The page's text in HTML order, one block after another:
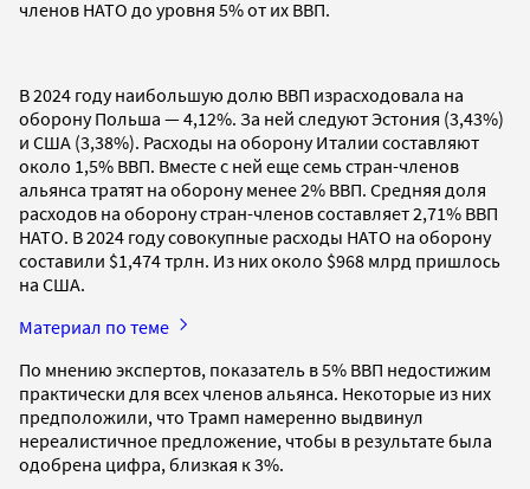
членов НАТО до уровня 5% от их ВВП.
В 2024 году наибольшую долю ВВП израсходовала на
оборону Польша — 4,12%. За ней следуют Эстония (3,43%)
и США (3,38%). Расходы на оборону Италии составляют
около 1,5% ВВП. Вместе с ней еще семь стран-членов
альянса тратят на оборону менее 2% ВВП. Средняя доля
расходов на оборону стран-членов составляет 2,71% ВВП
НАТО. В 2024 году совокупные расходы НАТО на оборону
составили $1,474 трлн. Из них около $968 млрд пришлось
на США.
Материал по теме
По мнению экспертов, показатель в 5% ВВП недостижим
практически для всех членов альянса. Некоторые из них
предположили, что Трамп намеренно выдвинул
нереалистичное предложение, чтобы в результате была
одобрена цифра, близкая к 3%.